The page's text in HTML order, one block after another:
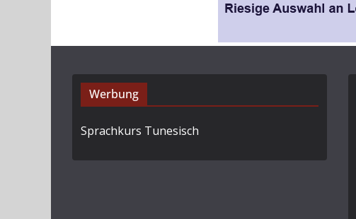
Werbung
Sprachkurs Tunesisch